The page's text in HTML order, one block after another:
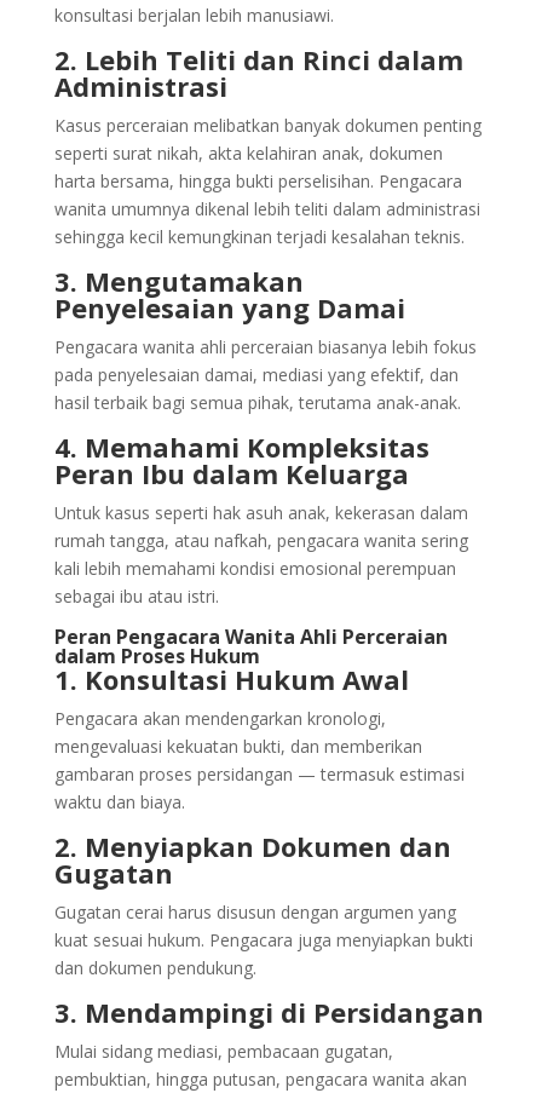
konsultasi berjalan lebih manusiawi.
2. Lebih Teliti dan Rinci dalam
Administrasi
Kasus perceraian melibatkan banyak dokumen penting
seperti surat nikah, akta kelahiran anak, dokumen
harta bersama, hingga bukti perselisihan. Pengacara
wanita umumnya dikenal lebih teliti dalam administrasi
sehingga kecil kemungkinan terjadi kesalahan teknis.
3. Mengutamakan
Penyelesaian yang Damai
Pengacara wanita ahli perceraian biasanya lebih fokus
pada penyelesaian damai, mediasi yang efektif, dan
hasil terbaik bagi semua pihak, terutama anak-anak.
4. Memahami Kompleksitas
Peran Ibu dalam Keluarga
Untuk kasus seperti hak asuh anak, kekerasan dalam
rumah tangga, atau nafkah, pengacara wanita sering
kali lebih memahami kondisi emosional perempuan
sebagai ibu atau istri.
Peran Pengacara Wanita Ahli Perceraian
dalam Proses Hukum
1. Konsultasi Hukum Awal
Pengacara akan mendengarkan kronologi,
mengevaluasi kekuatan bukti, dan memberikan
gambaran proses persidangan — termasuk estimasi
waktu dan biaya.
2. Menyiapkan Dokumen dan
Gugatan
Gugatan cerai harus disusun dengan argumen yang
kuat sesuai hukum. Pengacara juga menyiapkan bukti
dan dokumen pendukung.
3. Mendampingi di Persidangan
Mulai sidang mediasi, pembacaan gugatan,
pembuktian, hingga putusan, pengacara wanita akan